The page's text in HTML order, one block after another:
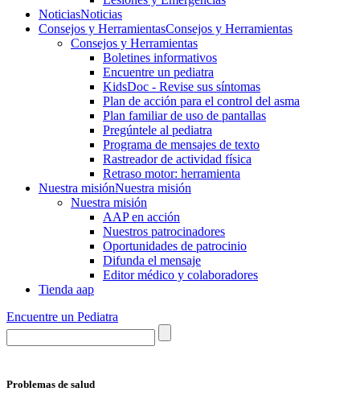
NoticiasNoticias
Consejos y HerramientasConsejos y Herramientas
Consejos y Herramientas
Boletines informativos
Encuentre un pediatra
KidsDoc - Revise sus síntomas
Plan de acción para el control del asma
Plan familiar de uso de pantallas
Pregúntele al pediatra
Programa de mensajes de texto
Rastre​​ador de activida​d física
Retraso motor: herramienta
Nuestra misiónNuestra misión
Nuestra misión
AAP en acción
Nuestros patrocinadores
Oportunidades de patrocinio
Difunda el mensaje
Editor médico y colaboradores
Tienda aap
Encuentre un Pediatra
Problemas de salud